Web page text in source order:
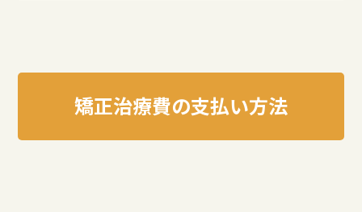
矯正治療費の支払い方法